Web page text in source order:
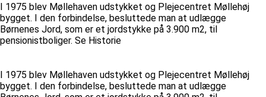
I 1975 blev Møllehaven udstykket og Plejecentret Møllehøj
bygget. I den forbindelse, besluttede man at udlægge
Børnenes Jord, som er et jordstykke på 3.900 m2, til
pensionistboliger. Se Historie
I 1975 blev Møllehaven udstykket og Plejecentret Møllehøj
bygget. I den forbindelse, besluttede man at udlægge